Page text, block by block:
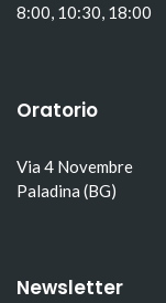
8:00, 10:30, 18:00
Oratorio
Via 4 Novembre
Paladina (BG)
Newsletter